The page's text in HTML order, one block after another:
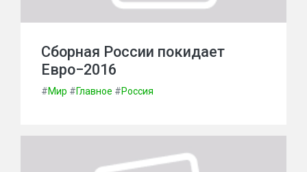
Сборная России покидает
Евро−2016
#Мир #Главное #Россия